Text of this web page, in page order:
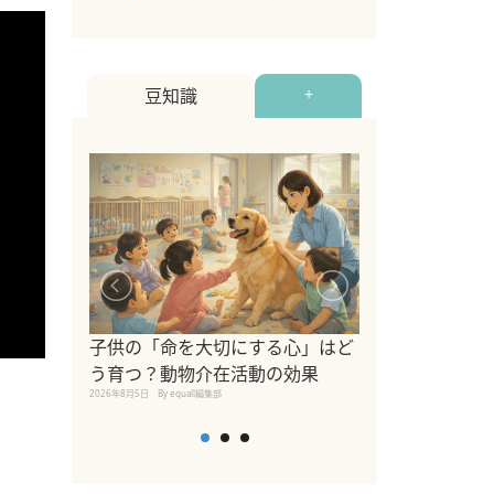
豆知識 +
子供の「命を大切にする心」はど
う育つ？動物介在活動の効果
2026年8月5日 By equall編集部